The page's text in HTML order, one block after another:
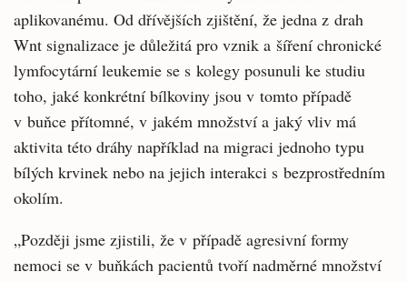
aplikovanému. Od dřívějších zjištění, že jedna z drah
Wnt signalizace je důležitá pro vznik a šíření chronické
lymfocytární leukemie se s kolegy posunuli ke studiu
toho, jaké konkrétní bílkoviny jsou v tomto případě
v buňce přítomné, v jakém množství a jaký vliv má
aktivita této dráhy například na migraci jednoho typu
bílých krvinek nebo na jejich interakci s bezprostředním
okolím.
„Později jsme zjistili, že v případě agresivní formy
nemoci se v buňkách pacientů tvoří nadměrné množství